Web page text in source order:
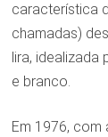
característica
chamadas)
lira, idealizada
e branco.
Em 1976,